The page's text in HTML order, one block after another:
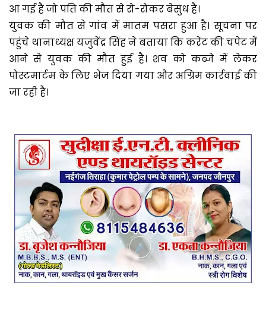
आ गई है जो पति की मौत से रो-रोकर बेसुध है।
युवक की मौत से गांव में मातम पसरा हुआ है। सूचना पर
पहुंचे थानाध्यक्ष यजुवेंद्र सिंह ने बताया कि करेंट की चपेट में
आने से युवक की मौत हुई है। शव को कब्जे में लेकर
पोस्टमार्टम के लिए भेज दिया गया और अग्रिम कार्रवाई की
जा रही है।